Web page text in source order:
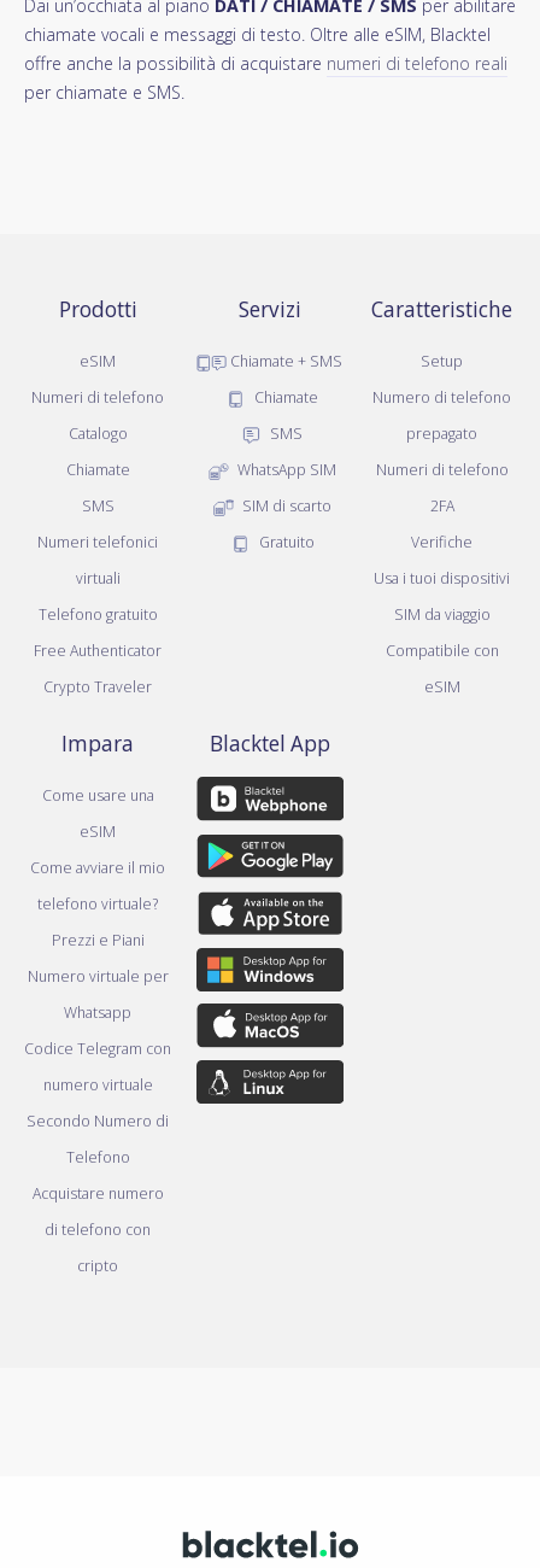
Dai un’occhiata al piano DATI / CHIAMATE / SMS per abilitare
chiamate vocali e messaggi di testo. Oltre alle eSIM, Blacktel
offre anche la possibilità di acquistare numeri di telefono reali
per chiamate e SMS.
Prodotti
eSIM
Numeri di telefono
Catalogo
Chiamate
SMS
Numeri telefonici
virtuali
Telefono gratuito
Free Authenticator
Crypto Traveler
Servizi
Chiamate + SMS
Chiamate
SMS
WhatsApp SIM
SIM di scarto
Gratuito
Caratteristiche
Setup
Numero di telefono
prepagato
Numeri di telefono
2FA
Verifiche
Usa i tuoi dispositivi
SIM da viaggio
Compatibile con
eSIM
Impara
Come usare una
eSIM
Come avviare il mio
telefono virtuale?
Prezzi e Piani
Numero virtuale per
Whatsapp
Codice Telegram con
numero virtuale
Secondo Numero di
Telefono
Acquistare numero
di telefono con
cripto
Blacktel App